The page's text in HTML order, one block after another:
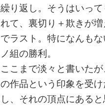
繰り返し。そうはいっ
れて、裏切り＋欺きが
でラスト。特になんも
ノ組の勝利。
ここまで淡々と書いた
の作品という印象を受
し、それの頂点にある